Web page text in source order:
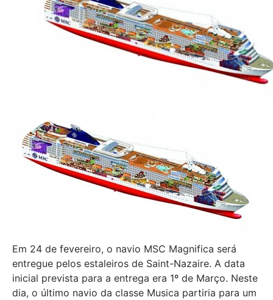
Em 24 de fevereiro, o navio MSC Magnifica será
entregue pelos estaleiros de Saint-Nazaire. A data
inicial prevista para a entrega era 1º de Março. Neste
dia, o último navio da classe Musica partiria para um